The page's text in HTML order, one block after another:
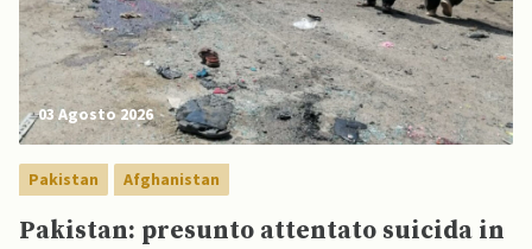
03 Agosto 2026
Pakistan Afghanistan
Pakistan: presunto attentato suicida in